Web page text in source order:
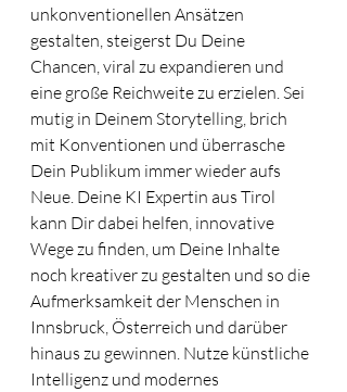
unkonventionellen Ansätzen
gestalten, steigerst Du Deine
Chancen, viral zu expandieren und
eine große Reichweite zu erzielen. Sei
mutig in Deinem Storytelling, brich
mit Konventionen und überrasche
Dein Publikum immer wieder aufs
Neue. Deine KI Expertin aus Tirol
kann Dir dabei helfen, innovative
Wege zu finden, um Deine Inhalte
noch kreativer zu gestalten und so die
Aufmerksamkeit der Menschen in
Innsbruck, Österreich und darüber
hinaus zu gewinnen. Nutze künstliche
Intelligenz und modernes